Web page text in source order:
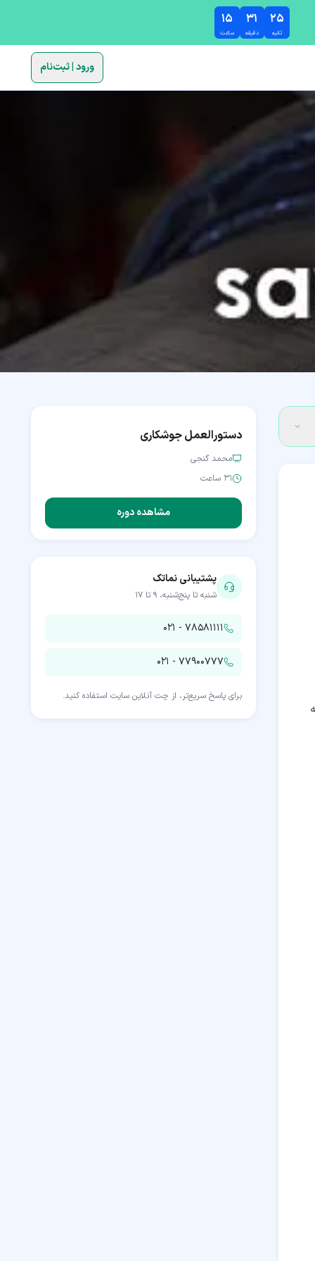
۱۵
ساعت
۳۱
دقیقه
۲۴
ثانیه
ورود | ثبت‌نام
دستورالعمل جوشکاری
محمد گنجی
۳۱ ساعت
مشاهده دوره
پشتیبانی نماتک
شنبه تا پنج‌شنبه، ۹ تا ۱۷
۰۲۱ - ۷۸۵۸۱۱۱۱
۰۲۱ - ۷۷۹۰۰۷۷۷
برای پاسخ سریع‌تر، از چت آنلاین سایت استفاده کنید.